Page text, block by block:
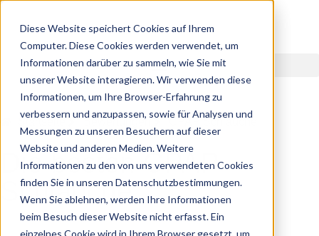
Diese Website speichert Cookies auf Ihrem
Computer. Diese Cookies werden verwendet, um
Informationen darüber zu sammeln, wie Sie mit
unserer Website interagieren. Wir verwenden diese
Informationen, um Ihre Browser-Erfahrung zu
verbessern und anzupassen, sowie für Analysen und
Messungen zu unseren Besuchern auf dieser
Website und anderen Medien. Weitere
Informationen zu den von uns verwendeten Cookies
finden Sie in unseren Datenschutzbestimmungen.
Wenn Sie ablehnen, werden Ihre Informationen
beim Besuch dieser Website nicht erfasst. Ein
einzelnes Cookie wird in Ihrem Browser gesetzt, um
Startseite Bewertungen CPAP Schläuche
Die besten CPAP
Schläuche